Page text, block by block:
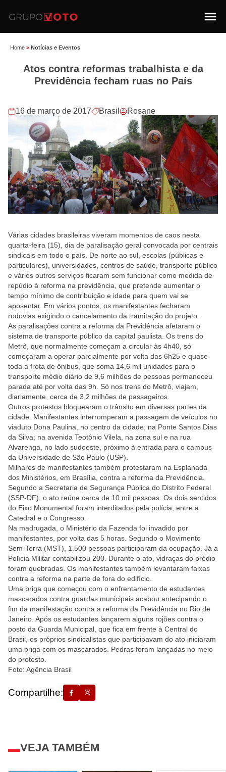
Home > Notícias e Eventos
Atos contra reformas trabalhista e da
Previdência fecham ruas no País
16 de março de 2017 Brasil Rosane
Várias cidades brasileiras viveram momentos de caos nesta
quarta-feira (15), dia de paralisação geral convocada por centrais
sindicais em todo o país. De norte ao sul, escolas (públicas e
particulares), universidades, centros de saúde, transporte público
e vários outros serviços ficaram sem funcionar como medida de
repúdio à reforma na previdência, que pretende aumentar o
tempo mínimo de contribuição e idade para quem vai se
aposentar. Em vários pontos, os manifestantes fecharam
rodovias exigindo o cancelamento da tramitação do projeto.
As paralisações contra a reforma da Previdência afetaram o
sistema de transporte público da capital paulista. Os trens do
Metrô, que normalmente começam a circular às 4h40, só
começaram a operar parcialmente por volta das 6h25 e quase
toda a frota de ônibus, que soma 14,6 mil unidades para o
transporte médio diário de 9,6 milhões de pessoas permaneceu
parada até por volta das 9h. Só nos trens do Metrô, viajam,
diariamente, cerca de 3,2 milhões de passageiros.
Outros protestos bloquearam o trânsito em diversas partes da
cidade. Manifestantes interromperam a passagem de veículos no
viaduto Dona Paulina, no centro da cidade; na Ponte Santos Dias
da Silva; na avenida Teotônio Vilela, na zona sul e na rua
Alvarenga, no lado sudoeste, próximo à entrada para o campus
da Universidade de São Paulo (USP).
Milhares de manifestantes também protestaram na Esplanada
dos Ministérios, em Brasília, contra a reforma da Previdência.
Segundo a Secretaria de Segurança Pública do Distrito Federal
(SSP-DF), o ato reúne cerca de 10 mil pessoas. Os dois sentidos
do Eixo Monumental foram interditados pela polícia, entre a
Catedral e o Congresso.
Na madrugada, o Ministério da Fazenda foi invadido por
manifestantes, por volta das 5 horas. Segundo o Movimento
Sem-Terra (MST), 1.500 pessoas participaram da ocupação. Já a
Polícia Militar contabilizou 200. Durante o ato, vidraças do prédio
foram quebradas. Os manifestantes também levantaram faixas
contra a reforma na parte de fora do edifício.
Uma briga que começou com o enfrentamento de estudantes
mascarados contra guardas municipais acabou antecipando o
fim da manifestação contra a reforma da Previdência no Rio de
Janeiro. Após os estudantes lançarem alguns rojões contra o
posto da Guarda Municipal, que fica em frente à Central do
Brasil, os próprios sindicalistas que participavam do ato iniciaram
uma briga com os mascarados. Pedras foram lançadas no meio
do protesto.
Foto: Agência Brasil
Compartilhe:
VEJA TAMBÉM